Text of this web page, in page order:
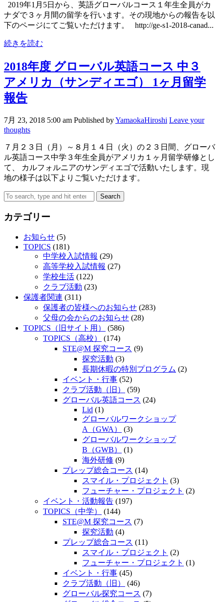
2019年1月5日から、英語グローバルコース１年生全員がカ
ナダで３ヶ月間の留学を行います。その現地からの報告を以
下のページにてご覧いただけます。 http://ge-s1-2018-canad...
続きを読む
2018年度 グローバル英語コース 中３
アメリカ（サンディエゴ） 1ヶ月留学
報告
7月 23, 2018 5:00 am Published byYamaokaHiroshi Leave your
thoughts
７月２３日（月）～８月１４日（火）の２３日間、グローバ
ル英語コース中学３年生全員がアメリカ１ヶ月留学研修とし
て、 カルフォルニアのサンディエゴで活動いたします。現
地の様子は以下よりご覧いただけます。
Search
カテゴリー
お知らせ (5)
TOPICS (181)
中学校入試情報 (29)
高等学校入試情報 (27)
学校生活 (122)
クラブ活動 (23)
保護者関連 (311)
保護者の皆様へのお知らせ (283)
父母の会からのお知らせ (28)
TOPICS（旧サイト用）
(586)
TOPICS（高校）
(174)
STE@M 探究コース (9)
探究活動 (3)
長期休暇の特別プログラム (2)
イベント・行事 (52)
クラブ活動（旧）
(59)
グローバル英語コース (24)
Lid (1)
グローバルワークショップ
A（GWA）
(3)
グローバルワークショップ
B（GWB）
(1)
海外研修 (9)
プレップ総合コース (14)
スマイル・プロジェクト (3)
フューチャー・プロジェクト (2)
イベント・活動報告 (197)
TOPICS（中学）
(144)
STE@M 探究コース (7)
探究活動 (4)
プレップ総合コース (11)
スマイル・プロジェクト (2)
フューチャー・プロジェクト (1)
イベント・行事 (45)
クラブ活動（旧）
(46)
グローバル探究コース (7)